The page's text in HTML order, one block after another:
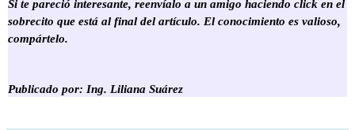
Si te pareció interesante, reenvíalo a un amigo haciendo click en el
sobrecito que está al final del artículo. El conocimiento es valioso,
compártelo.
Publicado por: Ing. Liliana Suárez